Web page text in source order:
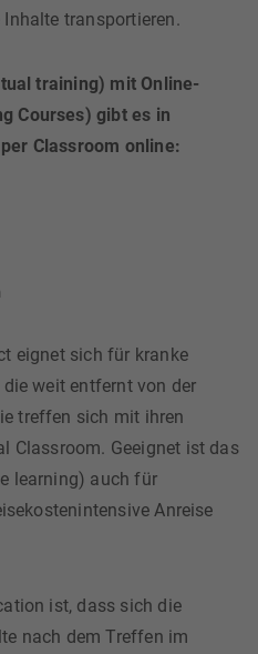
transportieren.
training) mit Online-
Courses) gibt es in
Classroom online:
eignet sich für kranke
weit entfernt von der
treffen sich mit ihren
Classroom. Geeignet ist das
learning) auch für
Anreise
ist, dass sich die
nach dem Treffen im